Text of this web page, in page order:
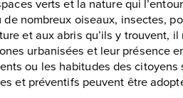
verts et la nature qui
nombreux oiseaux, insectes,
et aux abris qu’ils y trouvent, il
urbanisées et leur présence
ou les habitudes des citoyens
et préventifs peuvent être